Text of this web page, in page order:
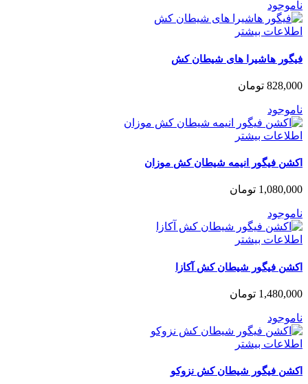
ناموجود
اطلاعات بیشتر
فیگور هاشیرا های شیطان کش
828,000 تومان
ناموجود
اطلاعات بیشتر
اکشن فیگور انیمه شیطان کش موزان
1,080,000 تومان
ناموجود
اطلاعات بیشتر
اکشن فیگور شیطان کش آکازا
1,480,000 تومان
ناموجود
اطلاعات بیشتر
اکشن فیگور شیطان کش نزوکو